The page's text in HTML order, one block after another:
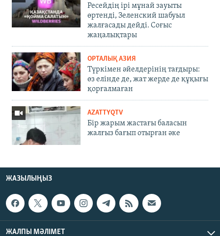
Ресейдің ірі мұнай зауыты
өртенді, Зеленский шабуыл
жалғасады дейді. Соғыс
жаңалықтары
ОРТАЛЫҚ АЗИЯ
Түркімен әйелдерінің тағдыры:
өз елінде де, жат жерде де құқығы
қорғалмаған
AZATTYQTV
Бір жарым жастағы баласын
жалғыз бағып отырған әке
ЖАЗЫЛЫҢЫЗ
ЖАЛПЫ МӘЛІМЕТ